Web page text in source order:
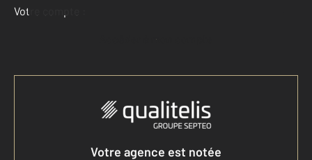
Votre compte :
Accéder à mon compte
Votre agence est notée